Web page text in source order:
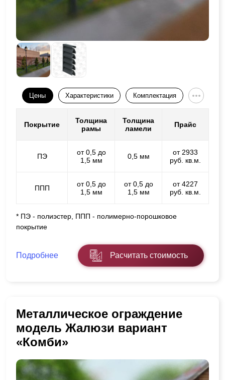
Цены Характеристики Комплектация
Покрытие
Толщина
рамы
Толщина
ламели
Прайс
ПЭ
от 0,5 до
1,5 мм
0,5 мм
от 2933
руб. кв.м.
ППП
от 0,5 до
1,5 мм
от 0,5 до
1,5 мм
от 4227
руб. кв.м.
* ПЭ - полиэстер, ППП - полимерно-порошковое
покрытие
Подробнее Расчитать стоимость
Металлическое ограждение
модель Жалюзи вариант
«Комби»